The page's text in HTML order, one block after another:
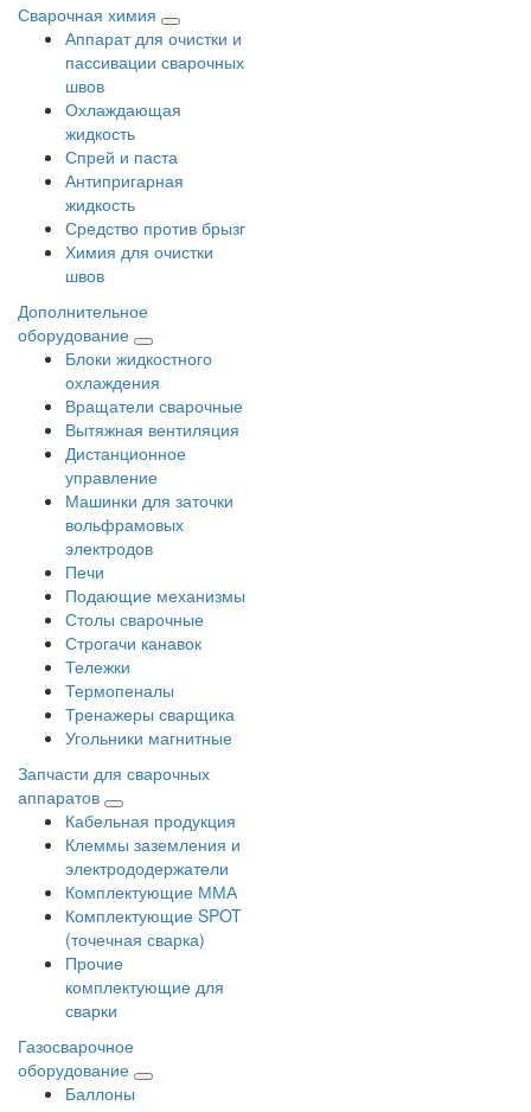
Сварочная химия
Аппарат для очистки и
пассивации сварочных
швов
Охлаждающая
жидкость
Спрей и паста
Антипригарная
жидкость
Средство против брызг
Химия для очистки
швов
Дополнительное
оборудование
Блоки жидкостного
охлаждения
Вращатели сварочные
Вытяжная вентиляция
Дистанционное
управление
Машинки для заточки
вольфрамовых
электродов
Печи
Подающие механизмы
Столы сварочные
Строгачи канавок
Тележки
Термопеналы
Тренажеры сварщика
Угольники магнитные
Запчасти для сварочных
аппаратов
Кабельная продукция
Клеммы заземления и
электрододержатели
Комплектующие ММА
Комплектующие SPOT
(точечная сварка)
Прочие
комплектующие для
сварки
Газосварочное
оборудование
Баллоны